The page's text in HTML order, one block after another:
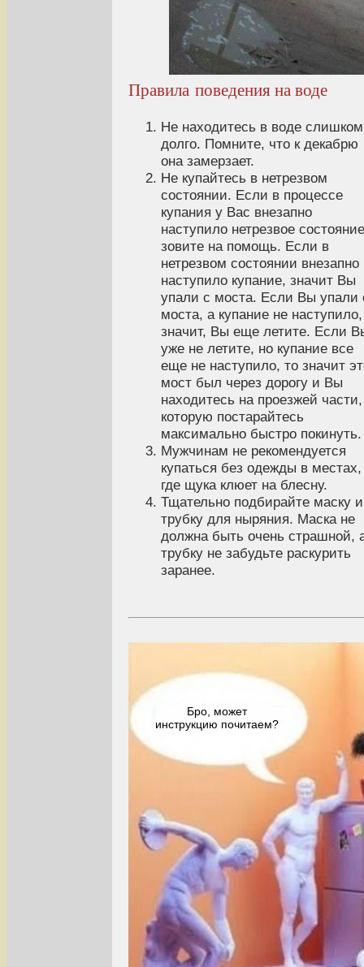
Правила поведения на воде
Не находитесь в воде слишком
долго. Помните, что к декабрю
она замерзает.
Не купайтесь в нетрезвом
состоянии. Если в процессе
купания у Вас внезапно
наступило нетрезвое
зовите на помощь. Если в
нетрезвом состоянии внезапно
наступило купание, значит Вы
упали с моста. Если Вы упали
моста, а купание не наступило,
значит, Вы еще летите. Если
уже не летите, но купание все
еще не наступило, то значит
мост был через дорогу и Вы
находитесь на проезжей части,
которую постарайтесь
максимально быстро покинуть.
Мужчинам не рекомендуется
купаться без одежды в местах,
где щука клюет на блесну.
Тщательно подбирайте маску и
трубку для ныряния. Маска не
должна быть очень страшной,
трубку не забудьте раскурить
заранее.
Бро, может
инструкцию почитаем?